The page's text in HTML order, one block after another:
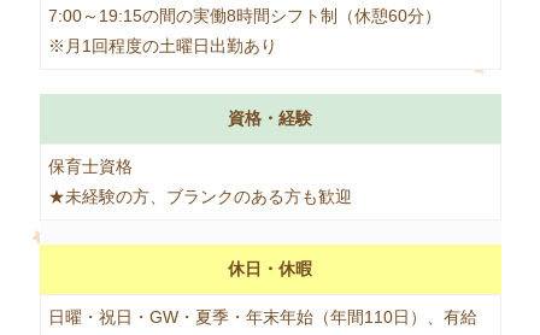
7:00～19:15の間の実働8時間シフト制（休憩60分）
※月1回程度の土曜日出勤あり
資格・経験
保育士資格
★未経験の方、ブランクのある方も歓迎
休日・休暇
日曜・祝日・GW・夏季・年末年始（年間110日）、有給